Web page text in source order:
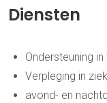
Diensten
Ondersteuning
Verpleging in
avond- en